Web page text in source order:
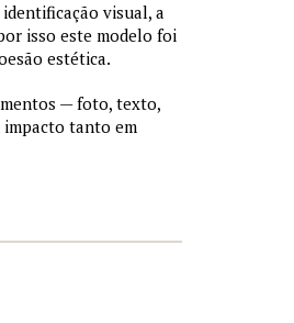
visual, a
isso este modelo foi
estética.
— foto, texto,
impacto tanto em